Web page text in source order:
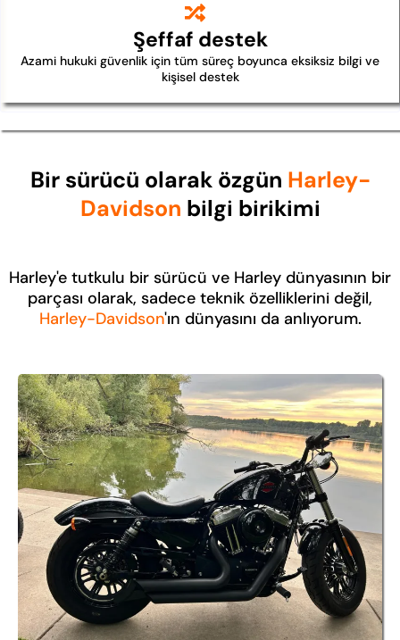
Şeffaf destek
Azami hukuki güvenlik için tüm süreç boyunca eksiksiz bilgi ve
kişisel destek
Bir sürücü olarak özgün Harley-
Davidson bilgi birikimi
Harley'e tutkulu bir sürücü ve Harley dünyasının bir
parçası olarak, sadece teknik özelliklerini değil,
Harley-Davidson'ın dünyasını da anlıyorum.